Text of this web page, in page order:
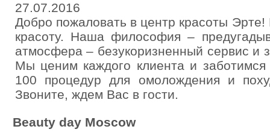
27.07.2016
Добро пожаловать в центр красоты
красоту. Наша философия –
атмосфера – безукоризненный сервис и
Мы ценим каждого клиента и
100 процедур для омолождения и
Звоните, ждем Вас в гости.
Beauty day Moscow